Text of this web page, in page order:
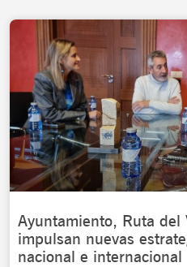
Ayuntamiento, Ruta del
impulsan nuevas
nacional e internacional